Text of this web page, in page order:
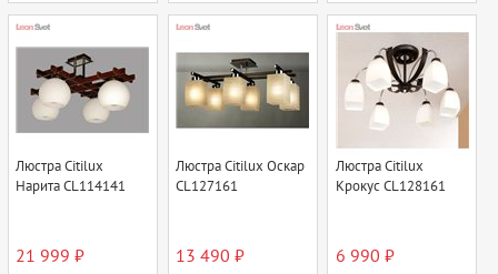
Люстра Citilux
Нарита CL114141
21 999 ₽
Люстра Citilux Оскар
CL127161
13 490 ₽
Люстра Citilux
Крокус CL128161
6 990 ₽